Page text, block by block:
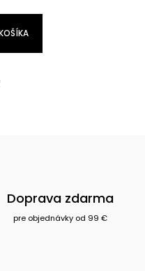
Doprava zdarma
pre objednávky od 99 €